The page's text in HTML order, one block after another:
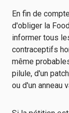
En fin de
d'obliger la
informer tous
contraceptifs
même
pilule, d'un
ou d'un anneau